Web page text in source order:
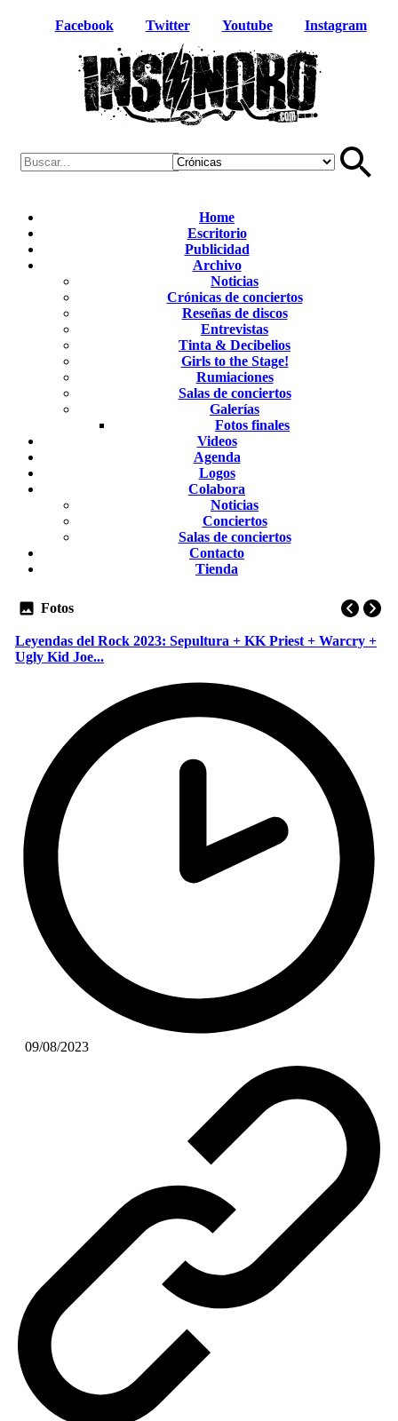
Facebook Twitter Youtube Instagram
Home
Escritorio
Publicidad
Archivo
Noticias
Crónicas de conciertos
Reseñas de discos
Entrevistas
Tinta & Decibelios
Girls to the Stage!
Rumiaciones
Salas de conciertos
Galerías
Fotos finales
Videos
Agenda
Logos
Colabora
Noticias
Conciertos
Salas de conciertos
Contacto
Tienda
Fotos
Leyendas del Rock 2023: Sepultura + KK Priest + Warcry +
Ugly Kid Joe...
09/08/2023